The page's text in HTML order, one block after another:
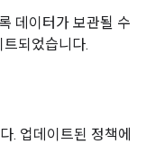
데이터가 보관될 수
되었습니다.
. 업데이트된 정책에